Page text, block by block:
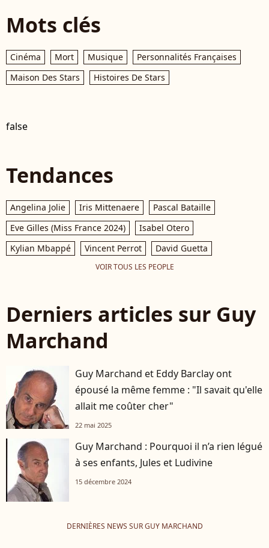
Mots clés
Cinéma Mort Musique
Personnalités Françaises
Maison Des Stars
Histoires De Stars
false
Tendances
Angelina Jolie Iris Mittenaere
Pascal Bataille
Eve Gilles (Miss France 2024)
Isabel Otero
Kylian Mbappé
Vincent Perrot David Guetta
VOIR TOUS LES PEOPLE
Derniers articles sur Guy
Marchand
Guy Marchand et Eddy Barclay ont
épousé la même femme : "Il savait qu'elle
allait me coûter cher"
22 mai 2025
Guy Marchand : Pourquoi il n’a rien légué
à ses enfants, Jules et Ludivine
15 décembre 2024
DERNIÈRES NEWS SUR GUY MARCHAND